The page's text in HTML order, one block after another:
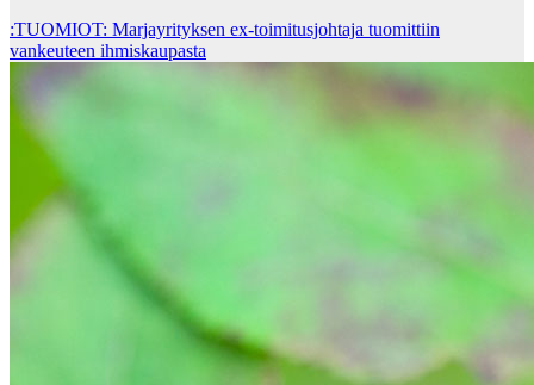
:TUOMIOT: Marjayrityksen ex-toimitusjohtaja tuomittiin
vankeuteen ihmiskaupasta